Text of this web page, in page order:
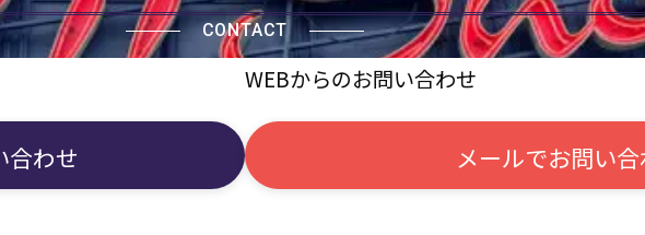
CONTACT
合わせ
WEBからのお問い合わせ
メールでお問い